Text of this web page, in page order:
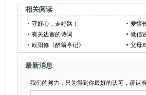
相关阅读
守好心，走好路！
爱情
有关边塞的诗词
微信
欧阳修《醉翁亭记》
父母
最新消息
我们的努力，只为得到你最好的认可，请认